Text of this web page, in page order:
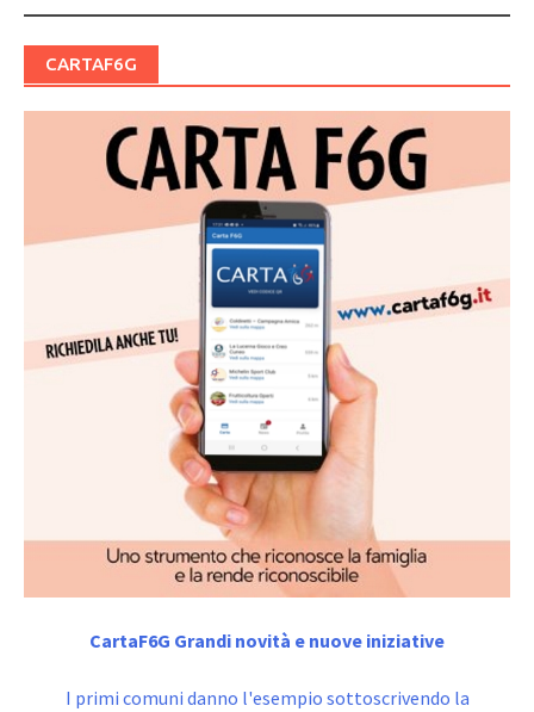
CARTAF6G
CartaF6G Grandi novità e nuove iniziative
I primi comuni danno l'esempio sottoscrivendo la